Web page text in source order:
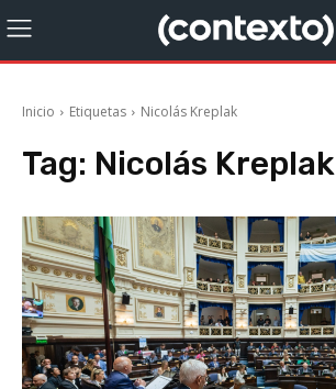
Inicio Etiquetas Nicolás Kreplak
Tag: Nicolás Kreplak